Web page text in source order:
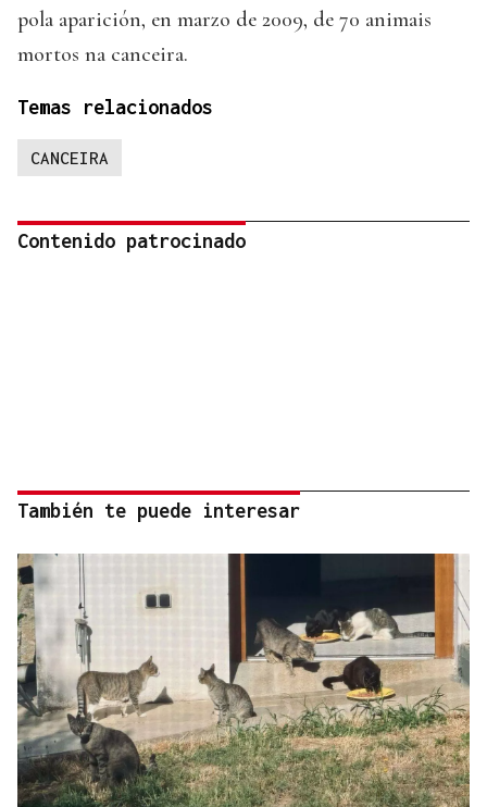
pola aparición, en marzo de 2009, de 70 animais
mortos na canceira.
Temas relacionados
CANCEIRA
Contenido patrocinado
También te puede interesar